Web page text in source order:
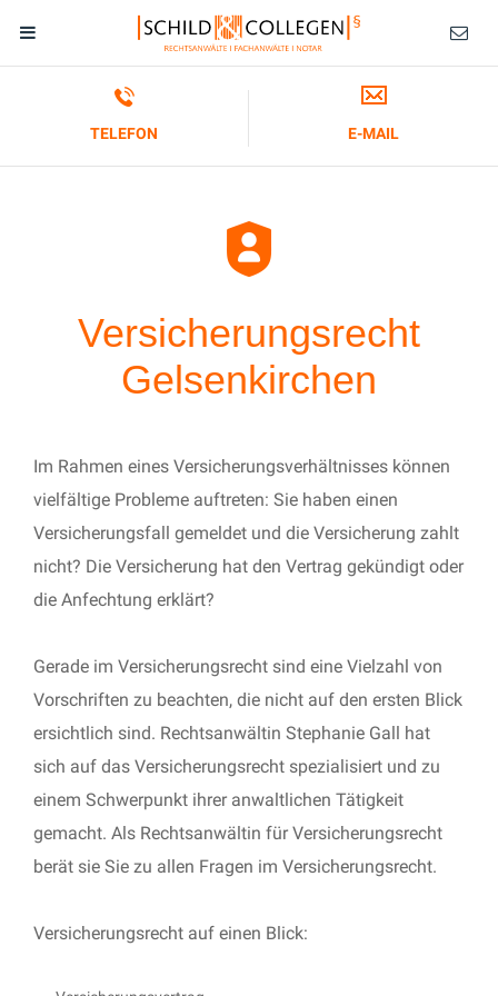
TELEFON E-MAIL
Versicherungsrecht
Gelsenkirchen
Im Rahmen eines Versicherungsverhältnisses können
vielfältige Probleme auftreten: Sie haben einen
Versicherungsfall gemeldet und die Versicherung zahlt
nicht? Die Versicherung hat den Vertrag gekündigt oder
die Anfechtung erklärt?
Gerade im Versicherungsrecht sind eine Vielzahl von
Vorschriften zu beachten, die nicht auf den ersten Blick
ersichtlich sind. Rechtsanwältin Stephanie Gall hat
sich auf das Versicherungsrecht spezialisiert und zu
einem Schwerpunkt ihrer anwaltlichen Tätigkeit
gemacht. Als Rechtsanwältin für Versicherungsrecht
berät sie Sie zu allen Fragen im Versicherungsrecht.
Versicherungsrecht auf einen Blick: